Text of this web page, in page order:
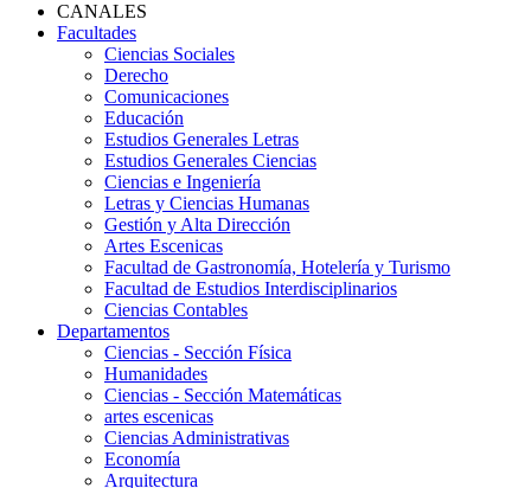
CANALES
Facultades
Ciencias Sociales
Derecho
Comunicaciones
Educación
Estudios Generales Letras
Estudios Generales Ciencias
Ciencias e Ingeniería
Letras y Ciencias Humanas
Gestión y Alta Dirección
Artes Escenicas
Facultad de Gastronomía, Hotelería y Turismo
Facultad de Estudios Interdisciplinarios
Ciencias Contables
Departamentos
Ciencias - Sección Física
Humanidades
Ciencias - Sección Matemáticas
artes escenicas
Ciencias Administrativas
Economía
Arquitectura